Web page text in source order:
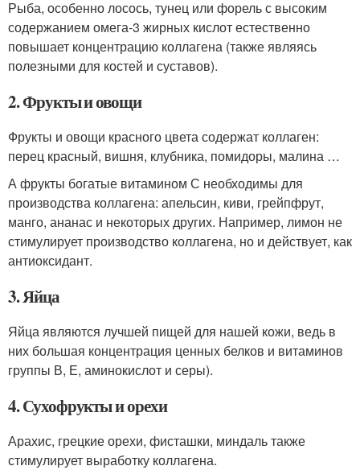
Рыба, особенно лосось, тунец или форель с высоким
содержанием омега-3 жирных кислот естественно
повышает концентрацию коллагена (также являясь
полезными для костей и суставов).
2. Фрукты и овощи
Фрукты и овощи красного цвета содержат коллаген:
перец красный, вишня, клубника, помидоры, малина …
А фрукты богатые витамином С необходимы для
производства коллагена: апельсин, киви, грейпфрут,
манго, ананас и некоторых других. Например, лимон не
стимулирует производство коллагена, но и действует, как
антиоксидант.
3. Яйца
Яйца являются лучшей пищей для нашей кожи, ведь в
них большая концентрация ценных белков и витаминов
группы В, Е, аминокислот и серы).
4. Сухофрукты и орехи
Арахис, грецкие орехи, фисташки, миндаль также
стимулирует выработку коллагена.